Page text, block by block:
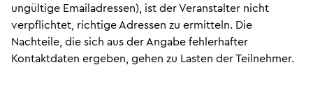
ungültige Emailadressen), ist der Veranstalter nicht
verpflichtet, richtige Adressen zu ermitteln. Die
Nachteile, die sich aus der Angabe fehlerhafter
Kontaktdaten ergeben, gehen zu Lasten der Teilnehmer.